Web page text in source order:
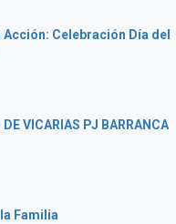
Acción: Celebración Día del
DE VICARIAS PJ BARRANCA
Familia